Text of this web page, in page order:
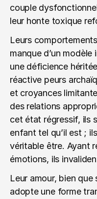
couple
leur honte toxique
Leurs
manque d’un
une déficience
réactive peurs
et croyances
des relations
cet état régressif, ils
enfant tel qu’il est ;
véritable être. Ayant
émotions, ils
Leur amour, bien
adopte une forme